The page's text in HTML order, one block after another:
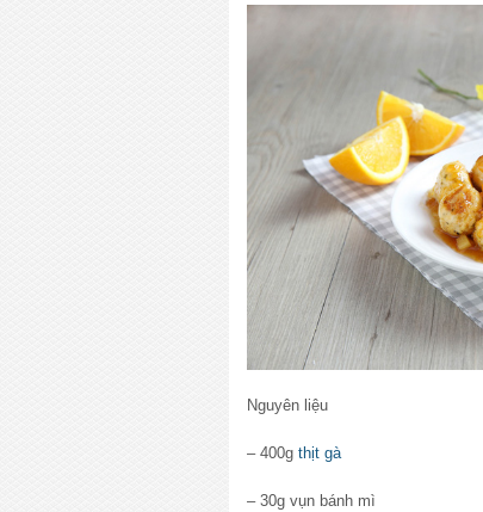
Nguyên liệu
– 400g thịt gà
– 30g vụn bánh mì